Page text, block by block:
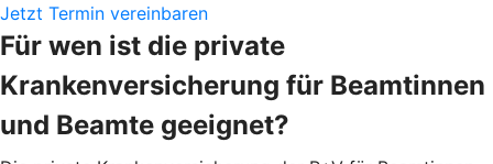
Jetzt Termin vereinbaren
Für wen ist die private
Krankenversicherung für Beamtinnen
und Beamte geeignet?